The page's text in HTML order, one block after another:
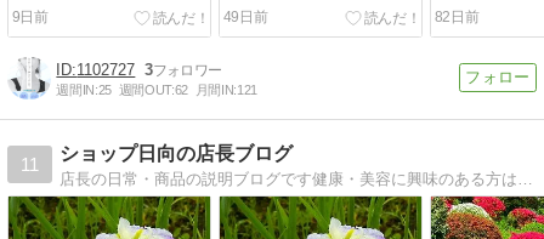
9日前 49日前 82日前
1102727 3
週間IN:25 週間OUT:62 月間IN:121
11
ショップ日向の店長ブログ